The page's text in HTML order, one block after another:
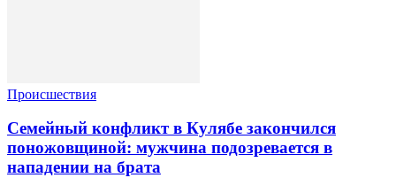
Происшествия
Семейный конфликт в Кулябе закончился
поножовщиной: мужчина подозревается в
нападении на брата